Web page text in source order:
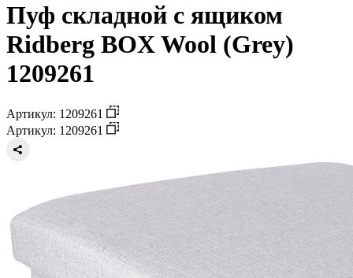
Пуф складной с ящиком
Ridberg BOX Wool (Grey)
1209261
Артикул: 1209261
Артикул: 1209261